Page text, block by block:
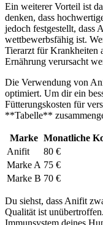
Ein​ weiterer Vorteil⁤ ist
denken, dass
jedoch festgestellt, dass
wettbewerbsfähig ist.
Tierarzt für ⁤Krankheiten
Ernährung verursacht
Die Verwendung von
optimiert. Um ‍dir ein⁣
Fütterungskosten für
**Tabelle**
Marke Monatliche
Anifit
80 €
Marke A 75⁤ €
Marke B 70 €
Du siehst, dass Anifit
Qualität ist⁢
Immunsystem deines